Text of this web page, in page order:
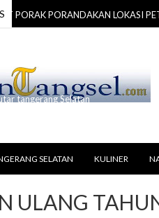
PORANDAKAN LOKASI PETI
tangerang Selatan
SELATAN KULINER
ULANG